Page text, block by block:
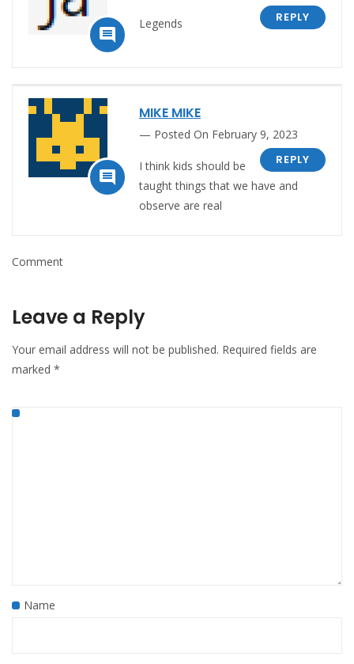

REPLY
Legends

MIKE MIKE
Posted On February 9, 2023
REPLY
I think kids should be
taught things that we have and
observe are real
Comment
Leave a Reply
Your email address will not be published. Required fields are
marked *
Name